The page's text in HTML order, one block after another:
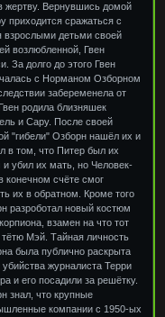
жертву. Вернувшись домой
приходится сражаться с
взрослыми детьми своей
возлюбленной, Гвен
За долго до этого Гвен
с Норманом Озборном
забеременела от
родила близняшек
и Сару. После своей
"гибели" Озборн нашёл их и
в том, что Питер был их
и убил их мать, но Человек-
конечном счёте смог
их в обратном. Кроме того
разроботал новый костюм
взамен на что тот
тётю Мэй. Тайная личность
была публично раскрыта
убийства журналиста Терри
и его посадили за решётку.
знал, что крупные
компании с 1950-ых